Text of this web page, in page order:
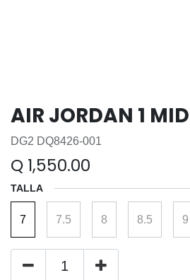
AIR JORDAN 1 MID
DG2 DQ8426-001
Q 1,550.00
TALLA
7 7.5 8 8.5 9